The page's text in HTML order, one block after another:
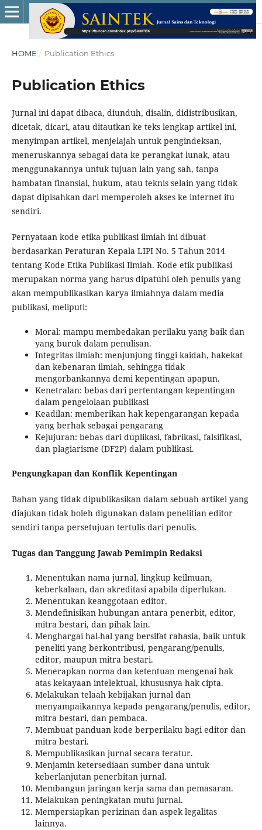
HOME / Publication Ethics
Publication Ethics
Jurnal ini dapat dibaca, diunduh, disalin, didistribusikan,
dicetak, dicari, atau ditautkan ke teks lengkap artikel ini,
menyimpan artikel, menjelajah untuk pengindeksan,
meneruskannya sebagai data ke perangkat lunak, atau
menggunakannya untuk tujuan lain yang sah, tanpa
hambatan finansial, hukum, atau teknis selain yang tidak
dapat dipisahkan dari memperoleh akses ke internet itu
sendiri.
Pernyataan kode etika publikasi ilmiah ini dibuat
berdasarkan Peraturan Kepala LIPI No. 5 Tahun 2014
tentang Kode Etika Publikasi Ilmiah. Kode etik publikasi
merupakan norma yang harus dipatuhi oleh penulis yang
akan mempublikasikan karya ilmiahnya dalam media
publikasi, meliputi:
Moral: mampu membedakan perilaku yang baik dan
yang buruk dalam penulisan.
Integritas ilmiah: menjunjung tinggi kaidah, hakekat
dan kebenaran ilmiah, sehingga tidak
mengorbankannya demi kepentingan apapun.
Kenetralan: bebas dari pertentangan kepentingan
dalam pengelolaan publikasi
Keadilan: memberikan hak kepengarangan kepada
yang berhak sebagai pengarang
Kejujuran: bebas dari duplikasi, fabrikasi, falsifikasi,
dan plagiarisme (DF2P) dalam publikasi.
Pengungkapan dan Konflik Kepentingan
Bahan yang tidak dipublikasikan dalam sebuah artikel yang
diajukan tidak boleh digunakan dalam penelitian editor
sendiri tanpa persetujuan tertulis dari penulis.
Tugas dan Tanggung Jawab Pemimpin Redaksi
Menentukan nama jurnal, lingkup keilmuan,
keberkalaan, dan akreditasi apabila diperlukan.
Menentukan keanggotaan editor.
Mendefinisikan hubungan antara penerbit, editor,
mitra bestari, dan pihak lain.
Menghargai hal-hal yang bersifat rahasia, baik untuk
peneliti yang berkontribusi, pengarang/penulis,
editor, maupun mitra bestari.
Menerapkan norma dan ketentuan mengenai hak
atas kekayaan intelektual, khususnya hak cipta.
Melakukan telaah kebijakan jurnal dan
menyampaikannya kepada pengarang/penulis, editor,
mitra bestari, dan pembaca.
Membuat panduan kode berperilaku bagi editor dan
mitra bestari.
Mempublikasikan jurnal secara teratur.
Menjamin ketersediaan sumber dana untuk
keberlanjutan penerbitan jurnal.
Membangun jaringan kerja sama dan pemasaran.
Melakukan peningkatan mutu jurnal.
Mempersiapkan perizinan dan aspek legalitas
lainnya.